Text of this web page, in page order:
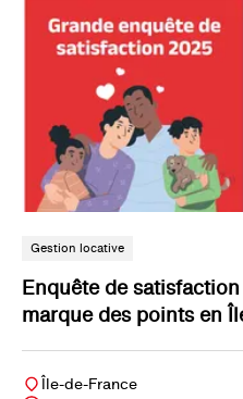
Gestion locative
Enquête de
marque des points en
Île-de-France